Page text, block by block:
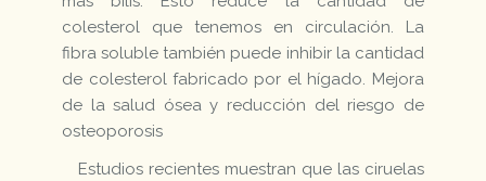
colesterol que tenemos en circulación. La
fibra soluble también puede inhibir la cantidad
de colesterol fabricado por el hígado. Mejora
de la salud ósea y reducción del riesgo de
osteoporosis
Estudios recientes muestran que las ciruelas